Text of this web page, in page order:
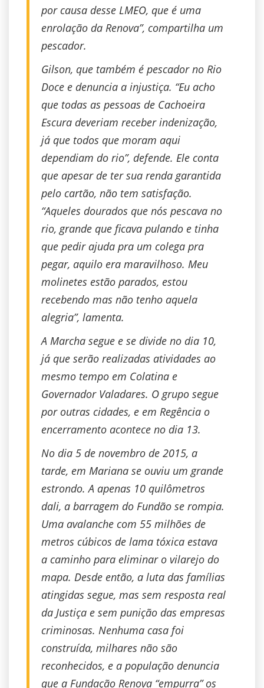
por causa desse LMEO, que é uma
enrolação da Renova”, compartilha um
pescador.
Gilson, que também é pescador no Rio
Doce e denuncia a injustiça. “Eu acho
que todas as pessoas de Cachoeira
Escura deveriam receber indenização,
já que todos que moram aqui
dependiam do rio”, defende. Ele conta
que apesar de ter sua renda garantida
pelo cartão, não tem satisfação.
“Aqueles dourados que nós pescava no
rio, grande que ficava pulando e tinha
que pedir ajuda pra um colega pra
pegar, aquilo era maravilhoso. Meu
molinetes estão parados, estou
recebendo mas não tenho aquela
alegria”, lamenta.
A Marcha segue e se divide no dia 10,
já que serão realizadas atividades ao
mesmo tempo em Colatina e
Governador Valadares. O grupo segue
por outras cidades, e em Regência o
encerramento acontece no dia 13.
No dia 5 de novembro de 2015, a
tarde, em Mariana se ouviu um grande
estrondo. A apenas 10 quilômetros
dali, a barragem do Fundão se rompia.
Uma avalanche com 55 milhões de
metros cúbicos de lama tóxica estava
a caminho para eliminar o vilarejo do
mapa. Desde então, a luta das famílias
atingidas segue, mas sem resposta real
da Justiça e sem punição das empresas
criminosas. Nenhuma casa foi
construída, milhares não são
reconhecidos, e a população denuncia
que a Fundação Renova “empurra” os